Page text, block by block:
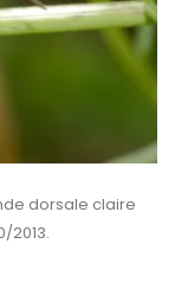
dorsale claire
2013.